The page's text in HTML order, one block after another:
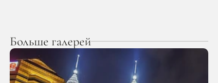
Больше галерей